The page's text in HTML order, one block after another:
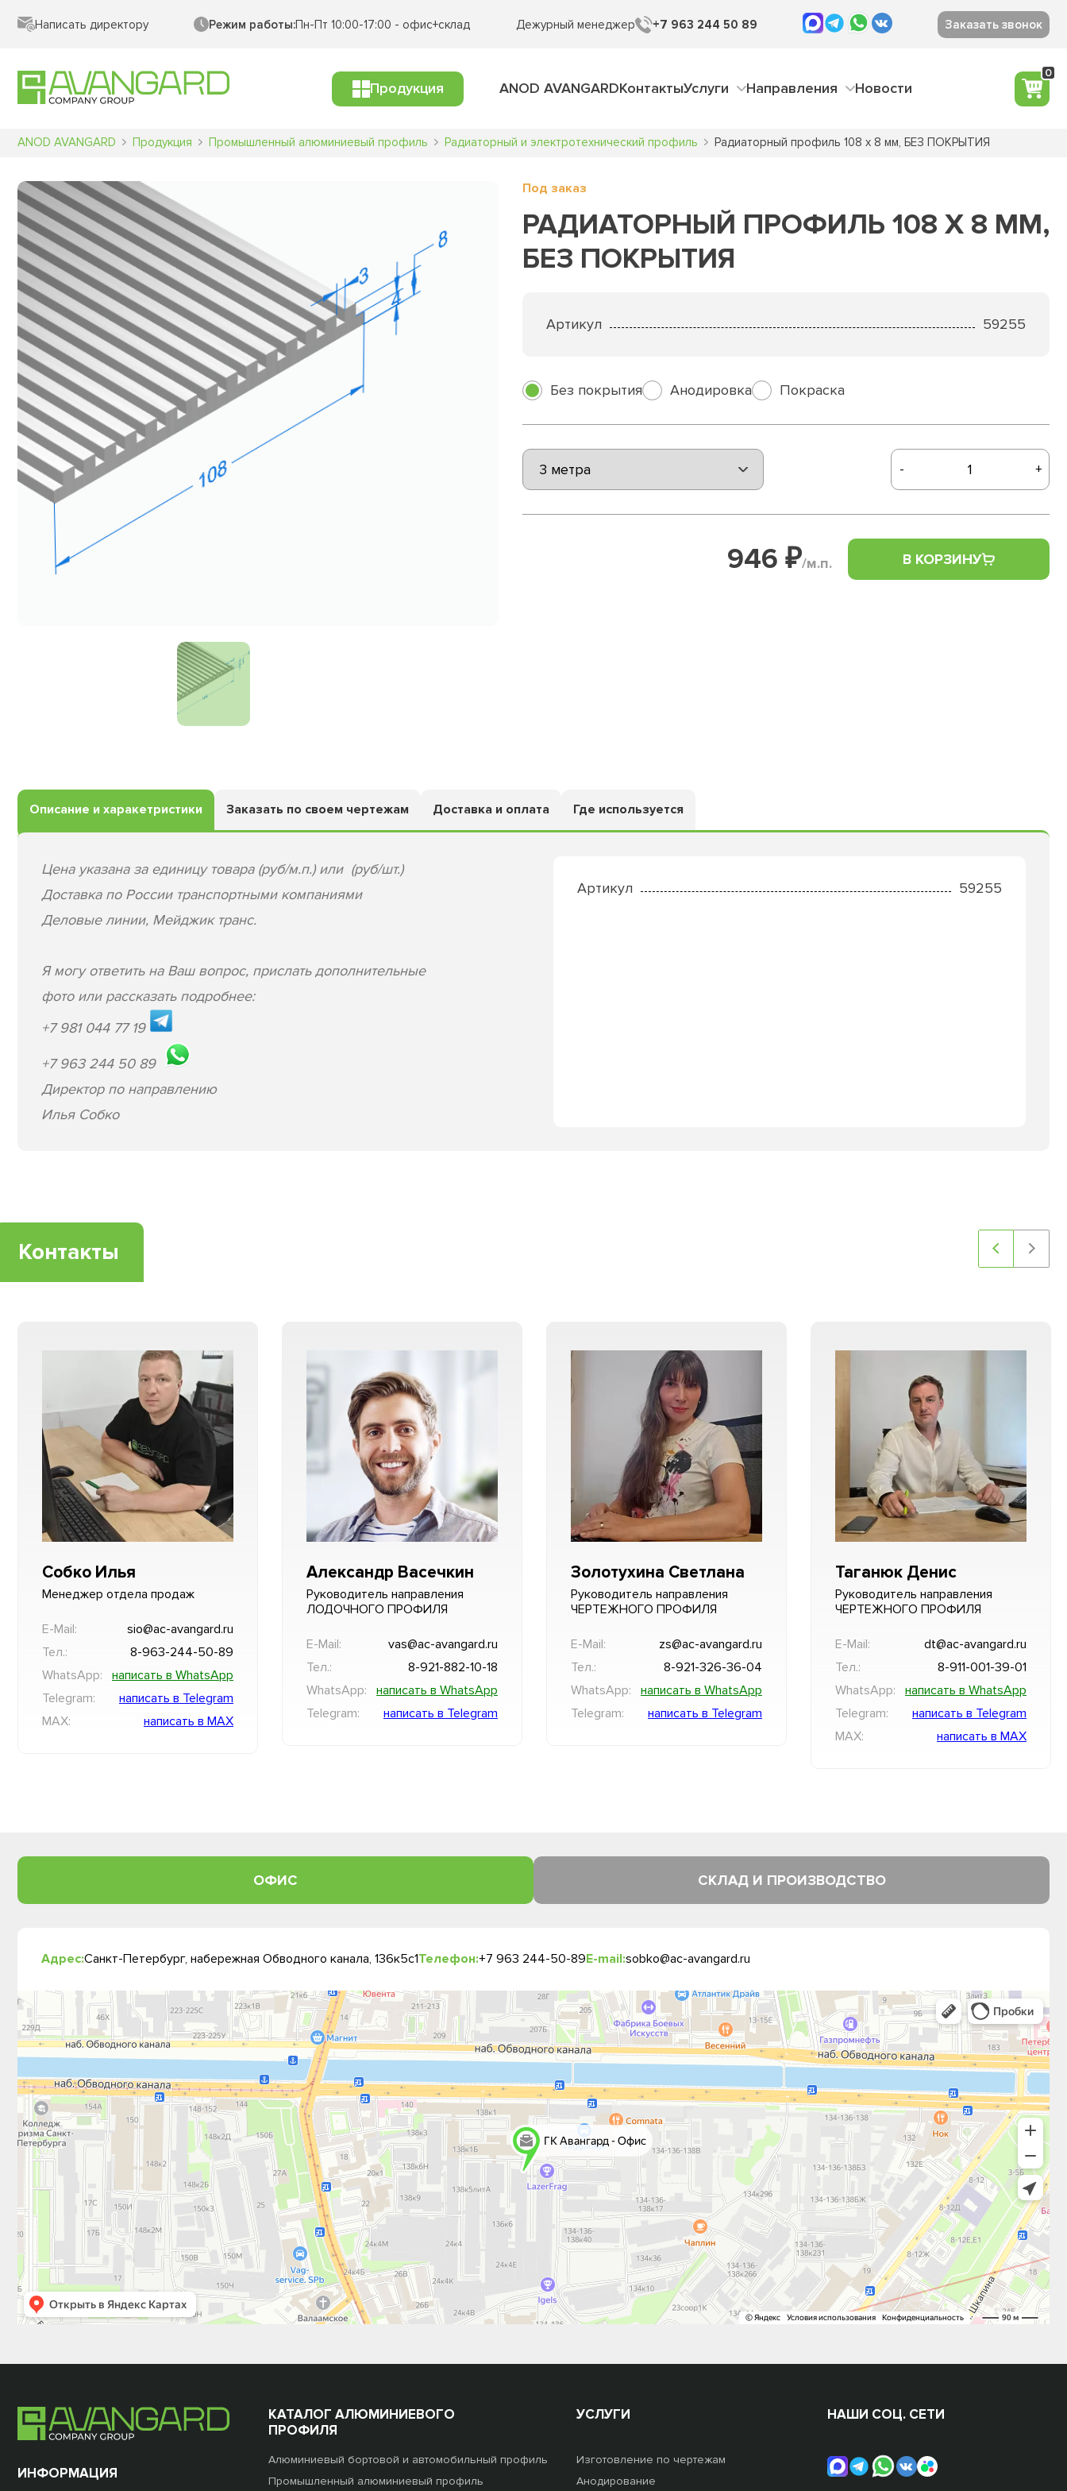
Написать директору Режим работы:Пн-Пт 10:00-17:00 - офис+склад Дежурный менеджер +7 963 244 50 89 Заказать звонок
Продукция ANOD AVANGARDКонтактыУслуги Направления Новости
0
ANOD AVANGARD Продукция Промышленный алюминиевый профиль Радиаторный и электротехнический профиль Радиаторный профиль 108 х 8 мм, БЕЗ ПОКРЫТИЯ
Под заказ
РАДИАТОРНЫЙ ПРОФИЛЬ 108 Х 8 ММ,
БЕЗ ПОКРЫТИЯ
Артикул 59255
Без покрытия Анодировка Покраска
- +
946 ₽/м.п. В КОРЗИНУ
Описание и харакетристики Заказать по своем чертежам Доставка и оплата Где используется
Цена указана за единицу товара (руб/м.п.) или (руб/шт.)
Доставка по России транспортными компаниями
Деловые линии, Мейджик транс.
Я могу ответить на Ваш вопрос, прислать дополнительные
фото или рассказать подробнее:
+7 981 044 77 19
+7 963 244 50 89
Директор по направлению
Илья Собко
Артикул 59255
Контакты
Собко Илья
Менеджер отдела продаж
E-Mail:
sio@ac-avangard.ru
Тел.:
8-963-244-50-89
WhatsApp:
написать в WhatsApp
Telegram:
написать в Telegram
MAX:
написать в MAX
Александр Васечкин
Руководитель направления
ЛОДОЧНОГО ПРОФИЛЯ
E-Mail:
vas@ac-avangard.ru
Тел.:
8-921-882-10-18
WhatsApp:
написать в WhatsApp
Telegram:
написать в Telegram
Золотухина Светлана
Руководитель направления
ЧЕРТЕЖНОГО ПРОФИЛЯ
E-Mail:
zs@ac-avangard.ru
Тел.:
8-921-326-36-04
WhatsApp:
написать в WhatsApp
Telegram:
написать в Telegram
Таганюк Денис
Руководитель направления
ЧЕРТЕЖНОГО ПРОФИЛЯ
E-Mail:
dt@ac-avangard.ru
Тел.:
8-911-001-39-01
WhatsApp:
написать в WhatsApp
Telegram:
написать в Telegram
MAX:
написать в MAX
ОФИС СКЛАД И ПРОИЗВОДСТВО
Адрес:Санкт-Петербург, набережная Обводного канала, 136к5с1Телефон:+7 963 244-50-89E-mail:sobko@ac-avangard.ru
ИНФОРМАЦИЯ
КАТАЛОГ АЛЮМИНИЕВОГО
ПРОФИЛЯ
Алюминиевый бортовой и автомобильный профиль
Промышленный алюминиевый профиль
УСЛУГИ
Изготовление по чертежам
Анодирование
НАШИ СОЦ. СЕТИ